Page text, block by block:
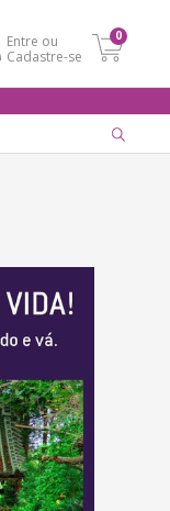
Entre ou
Cadastre-se
0